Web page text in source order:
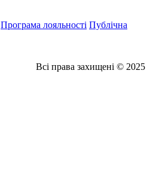
Програма лояльності Публічна
Всі права захищені © 2025